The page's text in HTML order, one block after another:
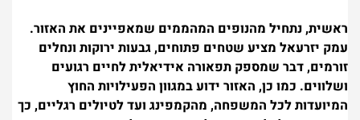
ראשית, נתחיל מהנופים המהממים שמאפיינים את האזור.
עמק יזרעאל מציע שטחים פתוחים, גבעות ירוקות ונחלים
זורמים, דבר שמספק תפאורה אידיאלית לחיים רגועים
ושלווים. כמו כן, האזור ידוע במגוון הפעילויות החוץ
המיועדות לכל המשפחה, מהקמפינג ועד לטיולים רגליים, כך